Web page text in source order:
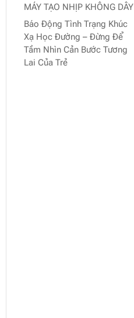
MÁY TẠO NHỊP KHÔNG DÂY
Báo Động Tình Trạng Khúc
Xạ Học Đường – Đừng Để
Tầm Nhìn Cản Bước Tương
Lai Của Trẻ